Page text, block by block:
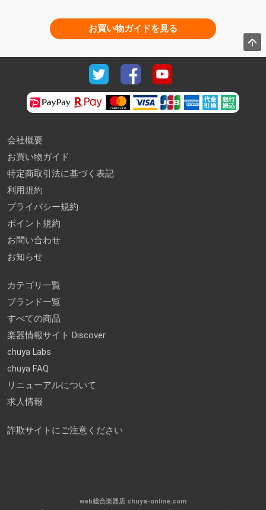
お買い物ガイドを見る
会社概要
お買い物ガイド
特定商取引法に基づく表記
利用規約
プライバシー規約
ポイント規約
お問い合わせ
お知らせ
カテゴリ一覧
ブランド一覧
すべての商品
楽器情報サイト Discover
chuya Labs
chuya FAQ
リニューアルについて
求人情報
詐欺サイトにご注意ください
web総合楽器店 chuya-online.com